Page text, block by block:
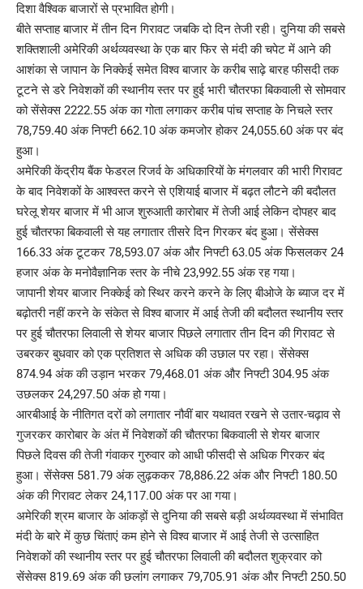
दिशा वैश्विक बाजारों से प्रभावित होगी।
बीते सप्ताह बाजार में तीन दिन गिरावट जबकि दो दिन तेजी रही। दुनिया की सबसे
शक्तिशाली अमेरिकी अर्थव्यवस्था के एक बार फिर से मंदी की चपेट में आने की
आशंका से जापान के निक्केई समेत विश्व बाजार के करीब साढ़े बारह फीसदी तक
टूटने से डरे निवेशकों की स्थानीय स्तर पर हुई भारी चौतरफा बिकवाली से सोमवार
को सेंसेक्स 2222.55 अंक का गोता लगाकर करीब पांच सप्ताह के निचले स्तर
78,759.40 अंक निफ्टी 662.10 अंक कमजोर होकर 24,055.60 अंक पर बंद
हुआ।
अमेरिकी केंद्रीय बैंक फेडरल रिजर्व के अधिकारियों के मंगलवार की भारी गिरावट
के बाद निवेशकों के आश्वस्त करने से एशियाई बाजार में बढ़त लौटने की बदौलत
घरेलू शेयर बाजार में भी आज शुरुआती कारोबार में तेजी आई लेकिन दोपहर बाद
हुई चौतरफा बिकवाली से यह लगातार तीसरे दिन गिरकर बंद हुआ। सेंसेक्स
166.33 अंक टूटकर 78,593.07 अंक और निफ्टी 63.05 अंक फिसलकर 24
हजार अंक के मनोवैज्ञानिक स्तर के नीचे 23,992.55 अंक रह गया।
जापानी शेयर बाजार निक्केई को स्थिर करने करने के लिए बीओजे के ब्याज दर में
बढ़ोतरी नहीं करने के संकेत से विश्व बाजार में आई तेजी की बदौलत स्थानीय स्तर
पर हुई चौतरफा लिवाली से शेयर बाजार पिछले लगातार तीन दिन की गिरावट से
उबरकर बुधवार को एक प्रतिशत से अधिक की उछाल पर रहा। सेंसेक्स
874.94 अंक की उड़ान भरकर 79,468.01 अंक और निफ्टी 304.95 अंक
उछलकर 24,297.50 अंक हो गया।
आरबीआई के नीतिगत दरों को लगातार नौवीं बार यथावत रखने से उतार-चढ़ाव से
गुजरकर कारोबार के अंत में निवेशकों की चौतरफा बिकवाली से शेयर बाजार
पिछले दिवस की तेजी गंवाकर गुरुवार को आधी फीसदी से अधिक गिरकर बंद
हुआ। सेंसेक्स 581.79 अंक लुढ़ककर 78,886.22 अंक और निफ्टी 180.50
अंक की गिरावट लेकर 24,117.00 अंक पर आ गया।
अमेरिकी श्रम बाजार के आंकड़ों से दुनिया की सबसे बड़ी अर्थव्यवस्था में संभावित
मंदी के बारे में कुछ चिंताएं कम होने से विश्व बाजार में आई तेजी से उत्साहित
निवेशकों की स्थानीय स्तर पर हुई चौतरफा लिवाली की बदौलत शुक्रवार को
सेंसेक्स 819.69 अंक की छलांग लगाकर 79,705.91 अंक और निफ्टी 250.50